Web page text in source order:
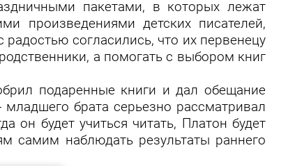
пакетами, в которых лежат
произведениями детских писателей,
радостью согласились, что их первенецу
а помогать с выбором книг
подаренные книги и дал обещание
брата серьезно рассматривал
он будет учиться читать, Платон будет
самим наблюдать результаты раннего